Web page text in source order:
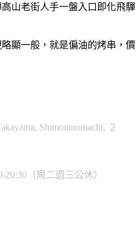
顯一般，就是偏油的烤串，價
Shimoninomachi, ２
20:30（周二週三公休）